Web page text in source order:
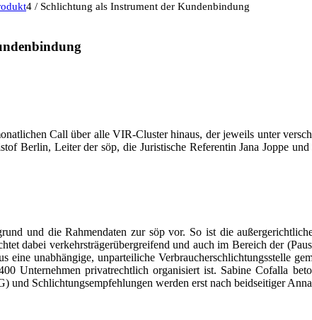
4 / Schlichtung als Instrument der Kundenbindung
Call über alle VIR-Cluster hinaus, der jeweils unter
Berlin, Leiter der söp, die Juristische Referentin Jana Joppe
und die Rahmendaten zur söp vor. So ist die
dabei verkehrsträgerübergreifend und auch im Bereich der
eine unabhängige, unparteiliche
Unternehmen privatrechtlich organisiert ist. Sabine Cofalla
und Schlichtungsempfehlungen werden erst nach beidseitiger